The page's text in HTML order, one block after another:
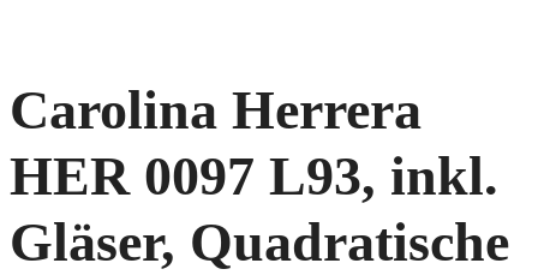
Carolina Herrera
HER 0097 L93, inkl.
Gläser, Quadratische